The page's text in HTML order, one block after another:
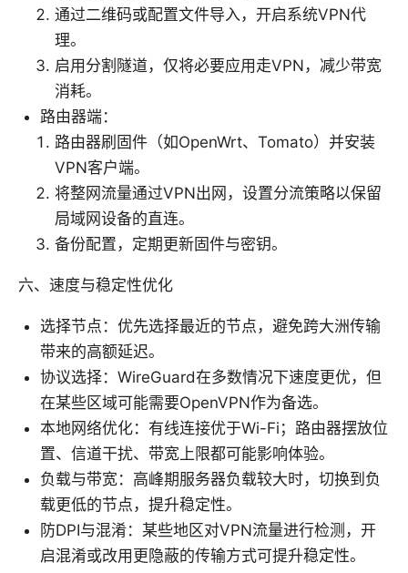
通过二维码或配置文件导入，开启系统VPN代
理。
启用分割隧道，仅将必要应用走VPN，减少带宽
消耗。
路由器端：
路由器刷固件（如OpenWrt、Tomato）并安装
VPN客户端。
将整网流量通过VPN出网，设置分流策略以保留
局域网设备的直连。
备份配置，定期更新固件与密钥。
六、速度与稳定性优化
选择节点：优先选择最近的节点，避免跨大洲传输
带来的高额延迟。
协议选择：WireGuard在多数情况下速度更优，但
在某些区域可能需要OpenVPN作为备选。
本地网络优化：有线连接优于Wi-Fi；路由器摆放位
置、信道干扰、带宽上限都可能影响体验。
负载与带宽：高峰期服务器负载较大时，切换到负
载更低的节点，提升稳定性。
防DPI与混淆：某些地区对VPN流量进行检测，开
启混淆或改用更隐蔽的传输方式可提升稳定性。